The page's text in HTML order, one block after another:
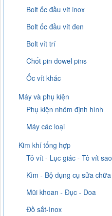
Bolt ốc đầu vít inox
Bolt ốc đầu vít đen
Bolt vít trí
Chốt pin dowel pins
Ốc vít khác
Máy và phụ kiện
Phụ kiện nhôm định hình
Máy các loại
Kim khí tổng hợp
Tô vít - Lục giác - Tô vít sao
Kìm - Bộ dụng cụ sửa chữa
Mũi khoan - Đục - Doa
Đồ sắt-Inox